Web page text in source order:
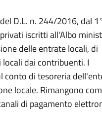
D.L. n. 244/2016, dal
iscritti all'Albo
delle entrate locali, di
dai contribuenti. I
di tesoreria
locale. Rimangono
di pagamento